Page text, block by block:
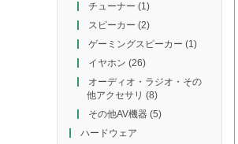
チューナー (1)
スピーカー (2)
ゲーミングスピーカー (1)
イヤホン (26)
オーディオ・ラジオ・その
他アクセサリ (8)
その他AV機器(5)
ハードウェア